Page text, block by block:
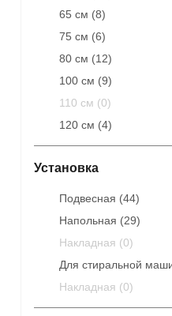
65 см (8)
75 см (6)
80 см (12)
100 см (9)
110 см (0)
120 см (4)
Установка
Подвесная (44)
Напольная (29)
Накладная (0)
Для стиральной
Накладная (0)